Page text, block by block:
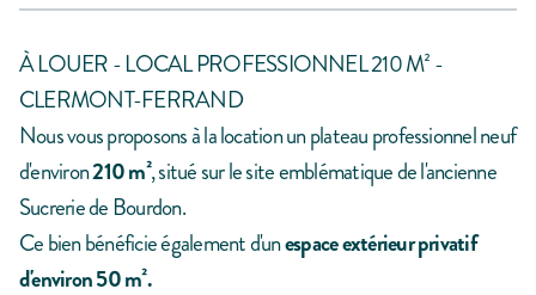
À LOUER - LOCAL PROFESSIONNEL 210 M² -
CLERMONT-FERRAND
Nous vous proposons à la location un plateau professionnel neuf
d'environ210 m², situé sur le site emblématique de l'ancienne
Sucrerie de Bourdon.
Ce bien bénéficie également d'unespace extérieur privatif
d'environ 50 m².